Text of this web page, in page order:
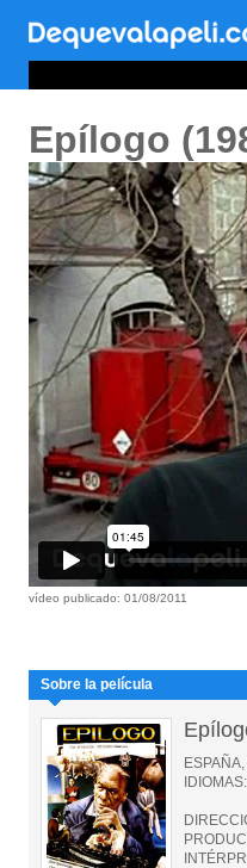
Epílogo
vídeo publicado: 01/08/2011
Sobre la película